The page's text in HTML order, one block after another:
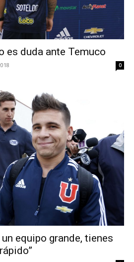
es duda ante Temuco
0
equipo grande, tienes